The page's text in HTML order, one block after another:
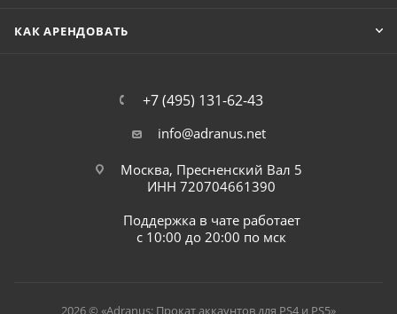
КАК АРЕНДОВАТЬ
+7 (495) 131-62-43
info@adranus.net
Москва, Пресненский Вал 5
ИНН 720704661390
Поддержка в чате работает
с 10:00 до 20:00 по мск
2026 © «Adranus: Прокат аккаунтов для PS4 и PS5»